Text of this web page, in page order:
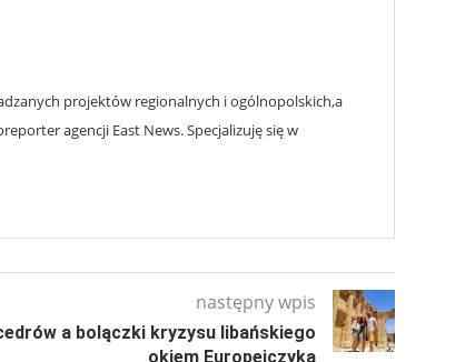
projektów regionalnych i ogólnopolskich,a
agencji East News. Specjalizuję się w
następny wpis
a bolączki kryzysu libańskiego
okiem Europejczyka